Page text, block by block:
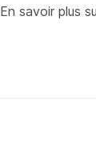
En savoir plus